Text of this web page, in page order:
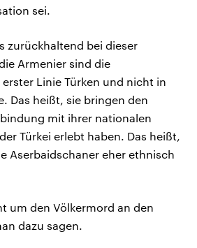
sei.
zurückhaltend bei dieser
Armenier sind die
Linie Türken und nicht in
Das heißt, sie bringen den
mit ihrer nationalen
Türkei erlebt haben. Das heißt,
Aserbaidschaner eher ethnisch
um den Völkermord an den
dazu sagen.